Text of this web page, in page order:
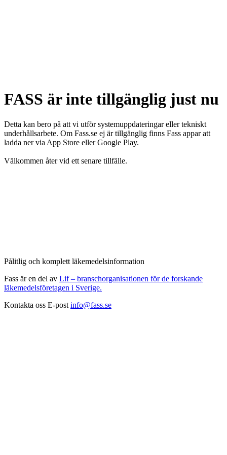
FASS är inte tillgänglig just nu
Detta kan bero på att vi utför systemuppdateringar eller tekniskt
underhållsarbete. Om Fass.se ej är tillgänglig finns Fass appar att
ladda ner via App Store eller Google Play.
Välkommen åter vid ett senare tillfälle.
Pålitlig och komplett läkemedelsinformation
Fass är en del av Lif – branschorganisationen för de forskande
läkemedelsföretagen i Sverige.
Kontakta oss E-post info@fass.se